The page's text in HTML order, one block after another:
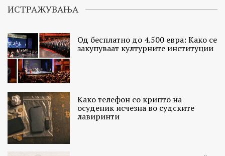
ИСТРАЖУВАЊА
Од бесплатно до 4.500 евра: Како се
закупуваат културните институции
Како телефон со крипто на
осуденик исчезна во судските
лавиринти